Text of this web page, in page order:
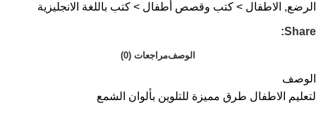
الرضع, الاطفال > كتب وقصص أطفال > كتب باللغة الانجليزية
Share:
الوصفمراجعات (0)
الوصف
لتعليم الاطفال طرق مميزة للتلوين بألوان الشمع